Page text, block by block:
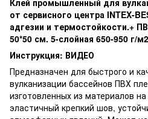
от сервисного центра INTEX-
адгезии и термостойкости.+
50*50 см. 5-слойная 650-950 г/
Инструкция: ВИДЕО
Предназначен для быстрого и
вулканизации бассейнов ПВХ
изготовленных из материалов
эластичный крепкий шов,